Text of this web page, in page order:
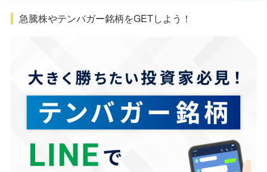
急騰株やテンバガー銘柄をGETしよう！